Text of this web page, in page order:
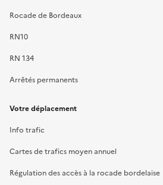
Rocade de Bordeaux
RN10
RN 134
Arrêtés permanents
Votre déplacement
Info trafic
Cartes de trafics moyen annuel
Régulation des accès à la rocade bordelaise